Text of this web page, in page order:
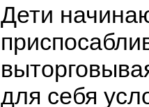
Дети
для себя